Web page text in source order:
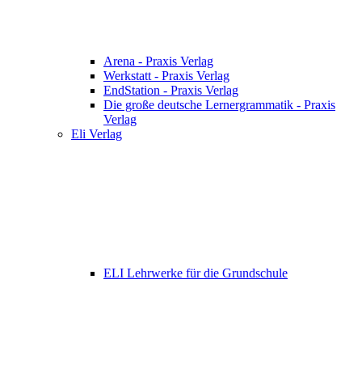
Arena - Praxis Verlag
Werkstatt - Praxis Verlag
EndStation - Praxis Verlag
Die große deutsche Lernergrammatik - Praxis
Verlag
Eli Verlag
ELI Lehrwerke für die Grundschule